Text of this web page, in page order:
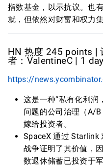
指数基金，以示抗议。也
就，但依然对财富和权力
HN 热度 245 points |
者：ValentineC | 1
https://
这是一种“私有化利润
问题的公司治理（A/
嫁给投资者。
SpaceX 通过 Starlink
战争证明了其价值，
数退休储蓄已投资于军